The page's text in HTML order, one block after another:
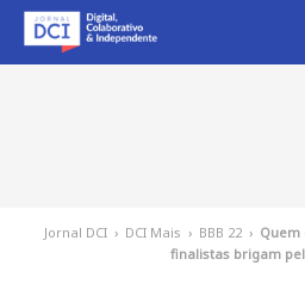
Jornal DCI › DCI Mais › BBB 22 › Quem
finalistas brigam